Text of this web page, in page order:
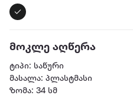
მოკლე აღწერა
ტიპი: საწური
მასალა: პლასტმასი
ზომა: 34 სმ